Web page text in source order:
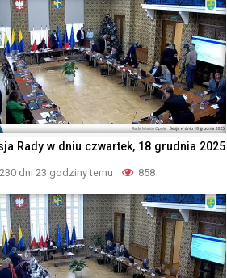
Rady w dniu czwartek, 18 grudnia 2025
230 dni 23 godziny temu 858